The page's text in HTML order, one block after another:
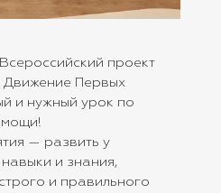
проект
Первых
и нужный урок по
— развить у
и знания,
и правильного